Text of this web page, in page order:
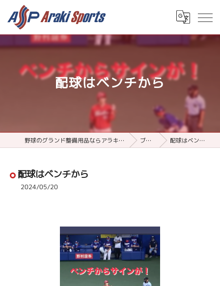
配球はベンチから
野球のグランド整備用品ならアラキスポーツ ブログ 配球はベンチから
配球はベンチから
2024/05/20